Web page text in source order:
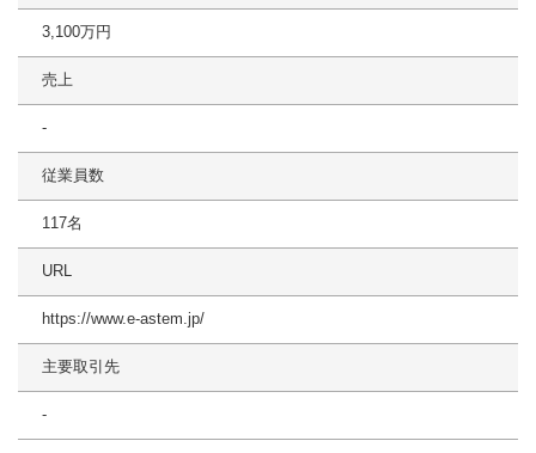
3,100万円
売上
-
従業員数
117名
URL
https://www.e-astem.jp/
主要取引先
-